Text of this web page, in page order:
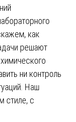
как
решают
ни контроль
Наш
стиле, с